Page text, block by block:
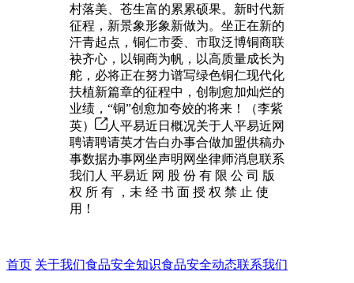
村落美、苍生富的累累硕果。新时代新
征程，新景象形象新做为。坐正在新的
汗青起点，铜仁市委、市取泛博铜商联
袂齐心，以铜商为帆，以高质量成长为
舵，必将正在努力谱写绿色铜仁现代化
扶植新篇章的征程中，创制愈加灿烂的
业绩，“铜”创愈加夸姣的将来！（李紫
英）
人平易近日概况关于人平易近网
聘请聘请英才告白办事合做加盟供稿办
事数据办事网坐声明网坐律师消息联系
我们人 平易近 网 股 份 有 限 公 司 版
权 所 有 ，未 经 书 面 授 权 禁 止 使
用！
首页 关于我们食品安全知识食品安全动态联系我们